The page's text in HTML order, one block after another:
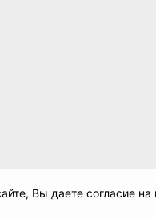
Вы даете согласие